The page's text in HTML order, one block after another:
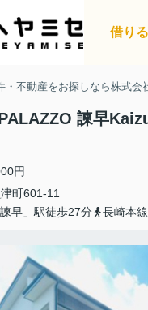
借りる
・不動産をお探しなら株式会
諫早
円
津町601-11
早」駅徒歩27分
長崎本